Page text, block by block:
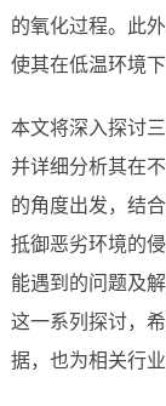
的氧化过程。此
使其在低温环境
本文将深入探讨
并详细分析其在
的角度出发，结
抵御恶劣环境的
能遇到的问题及
这一系列探讨，
据，也为相关行